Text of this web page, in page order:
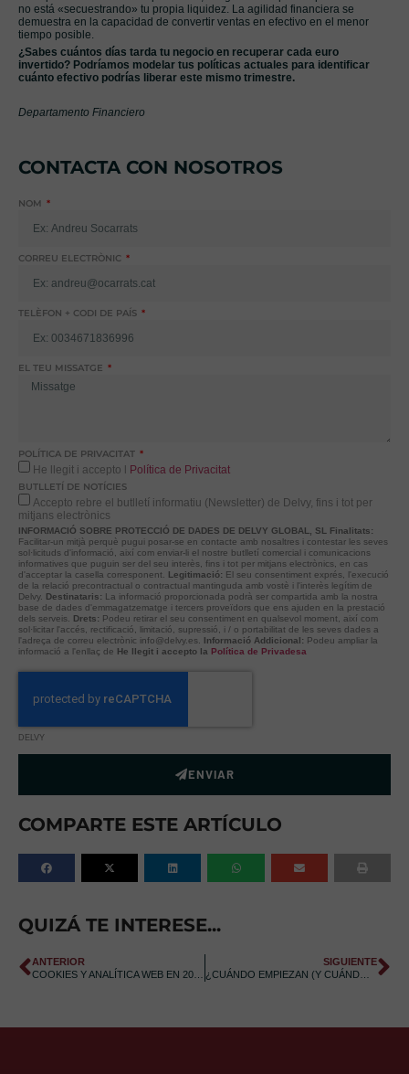
no está «secuestrando» tu propia liquidez. La agilidad financiera se
demuestra en la capacidad de convertir ventas en efectivo en el menor
tiempo posible.
¿Sabes cuántos días tarda tu negocio en recuperar cada euro
invertido? Podríamos modelar tus políticas actuales para identificar
cuánto efectivo podrías liberar este mismo trimestre.
Departamento Financiero
CONTACTA CON NOSOTROS
NOM
CORREU ELECTRÒNIC
TELÈFON + CODI DE PAÍS
EL TEU MISSATGE
POLÍTICA DE PRIVACITAT
He llegit i accepto l Política de Privacitat
BUTLLETÍ DE NOTÍCIES
Accepto rebre el butlletí informatiu (Newsletter) de Delvy, fins i tot per
mitjans electrònics
INFORMACIÓ SOBRE PROTECCIÓ DE DADES DE DELVY GLOBAL, SL Finalitats:
Facilitar-un mitjà perquè pugui posar-se en contacte amb nosaltres i contestar les seves
sol·licituds d'informació, així com enviar-li el nostre butlletí comercial i comunicacions
informatives que puguin ser del seu interès, fins i tot per mitjans electrònics, en cas
d'acceptar la casella corresponent. Legitimació: El seu consentiment exprés, l'execució
de la relació precontractual o contractual mantinguda amb vostè i l'interès legítim de
Delvy. Destinataris: La informació proporcionada podrà ser compartida amb la nostra
base de dades d'emmagatzematge i tercers proveïdors que ens ajuden en la prestació
dels serveis. Drets: Podeu retirar el seu consentiment en qualsevol moment, així com
sol·licitar l'accés, rectificació, limitació, supressió, i / o portabilitat de les seves dades a
l'adreça de correu electrònic info@delvy.es. Informació Addicional: Podeu ampliar la
informació a l'enllaç de He llegit i accepto la Política de Privadesa
DELVY
ENVIAR
COMPARTE ESTE ARTÍCULO
QUIZÁ TE INTERESE...
ANTERIOR
SIGUIENTE
¿CUÁNDO EMPIEZAN (Y CUÁNDO TERMINAN) LOS 5 DÍAS DE PERMISO POR FAMILIAR ENFERMO? GUÍA TRAS LA ÚLTIMA SENTENCIA DEL TRIBUNAL SUPREMO